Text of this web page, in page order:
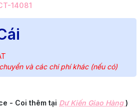
14081
và các chi phí khác (nếu có)
- Coi thêm tại Dự Kiến Giao Hàng)